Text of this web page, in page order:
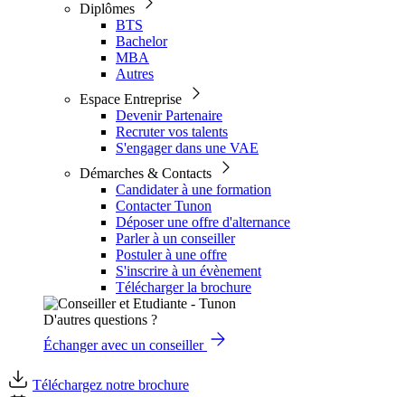
Diplômes
BTS
Bachelor
MBA
Autres
Espace Entreprise
Devenir Partenaire
Recruter vos talents
S'engager dans une VAE
Démarches & Contacts
Candidater à une formation
Contacter Tunon
Déposer une offre d'alternance
Parler à un conseiller
Postuler à une offre
S'inscrire à un évènement
Télécharger la brochure
D'autres questions ?
Échanger avec un conseiller
Téléchargez notre brochure